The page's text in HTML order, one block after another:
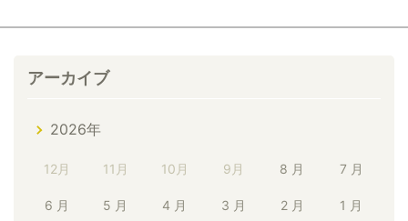
アーカイブ
2026年
12月 11月 10月 9月 8 月 7 月
6 月 5 月 4 月 3 月 2 月 1 月